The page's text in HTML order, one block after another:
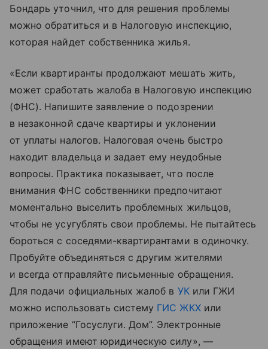
Бондарь уточнил, что для решения проблемы
можно обратиться и в Налоговую инспекцию,
которая найдет собственника жилья.
«Если квартиранты продолжают мешать жить,
может сработать жалоба в Налоговую инспекцию
(ФНС). Напишите заявление о подозрении
в незаконной сдаче квартиры и уклонении
от уплаты налогов. Налоговая очень быстро
находит владельца и задает ему неудобные
вопросы. Практика показывает, что после
внимания ФНС собственники предпочитают
моментально выселить проблемных жильцов,
чтобы не усугублять свои проблемы. Не пытайтесь
бороться с соседями-квартирантами в одиночку.
Пробуйте объединяться с другим жителями
и всегда отправляйте письменные обращения.
Для подачи официальных жалоб в УКили ГЖИ
можно использовать систему ГИС ЖКХили
приложение “Госуслуги. Дом”. Электронные
обращения имеют юридическую силу», —